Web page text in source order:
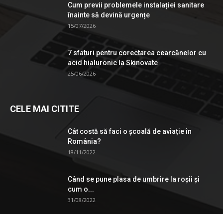
Cum previi problemele instalației sanitare
înainte să devină urgențe
15/07/2026
7 sfaturi pentru corectarea cearcănelor cu
acid hialuronic la Skinovate
25/06/2026
CELE MAI CITITE
Cât costă să faci o școală de aviație în
România?
18/11/2022
Când se pune plasa de umbrire la roşii şi
cum o...
31/08/2022